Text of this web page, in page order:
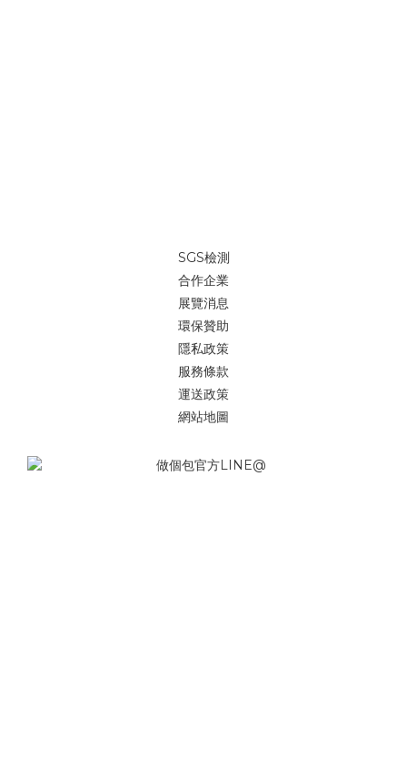
SGS檢測
合作企業
展覽消息
環保贊助
隱私政策
服務條款
運送政策
網站地圖